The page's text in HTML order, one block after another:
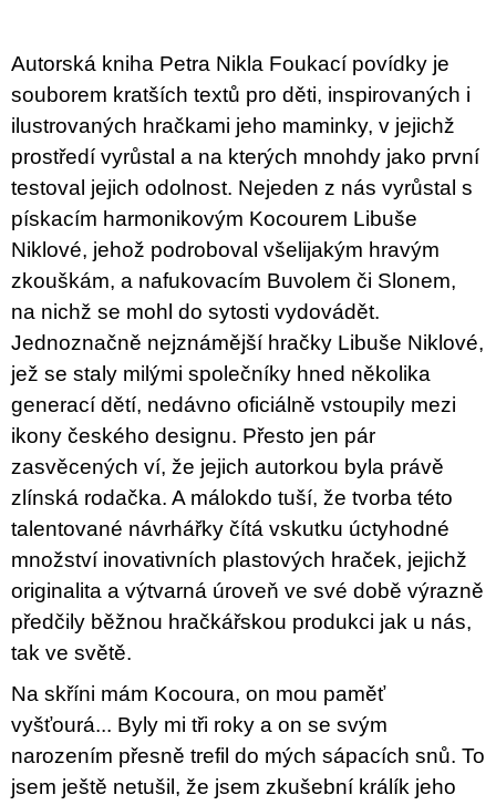
Autorská kniha Petra Nikla Foukací povídky je
souborem kratších textů pro děti, inspirovaných i
ilustrovaných hračkami jeho maminky, v jejichž
prostředí vyrůstal a na kterých mnohdy jako první
testoval jejich odolnost. Nejeden z nás vyrůstal s
pískacím harmonikovým Kocourem Libuše
Niklové, jehož podroboval všelijakým hravým
zkouškám, a nafukovacím Buvolem či Slonem,
na nichž se mohl do sytosti vydovádět.
Jednoznačně nejznámější hračky Libuše Niklové,
jež se staly milými společníky hned několika
generací dětí, nedávno oficiálně vstoupily mezi
ikony českého designu. Přesto jen pár
zasvěcených ví, že jejich autorkou byla právě
zlínská rodačka. A málokdo tuší, že tvorba této
talentované návrhářky čítá vskutku úctyhodné
množství inovativních plastových hraček, jejichž
originalita a výtvarná úroveň ve své době výrazně
předčily běžnou hračkářskou produkci jak u nás,
tak ve světě.
Na skříni mám Kocoura, on mou paměť
vyšťourá... Byly mi tři roky a on se svým
narozením přesně trefil do mých sápacích snů. To
jsem ještě netušil, že jsem zkušební králík jeho
m
e
BRUTAL
PRAGUE
165
Kč